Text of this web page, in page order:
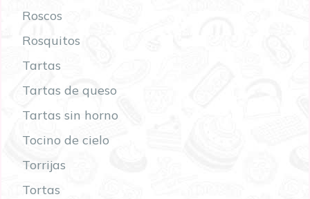
Roscos
Rosquitos
Tartas
Tartas de queso
Tartas sin horno
Tocino de cielo
Torrijas
Tortas